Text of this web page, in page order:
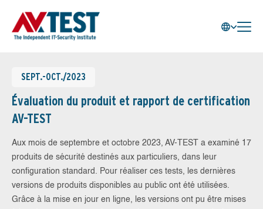
SEPT.-OCT./2023
Évaluation du produit et rapport de certification
AV-TEST
Aux mois de septembre et octobre 2023, AV-TEST a examiné 17
produits de sécurité destinés aux particuliers, dans leur
configuration standard. Pour réaliser ces tests, les dernières
versions de produits disponibles au public ont été utilisées.
Grâce à la mise en jour en ligne, les versions ont pu être mises